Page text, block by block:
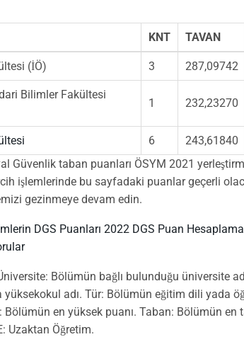
KNT TAVAN
(İÖ) 3 287,09742
Bilimler Fakültesi
1 232,23270
6 243,61840
Güvenlik taban puanları ÖSYM 2021
işlemlerinde bu sayfadaki puanlar geçerli
gezinmeye devam edin.
DGS Puanları 2022 DGS Puan Hesaplama
Bölümün bağlı bulunduğu üniversite
adı. Tür: Bölümün eğitim dili yada
en yüksek puanı. Taban: Bölümün en
Uzaktan Öğretim.